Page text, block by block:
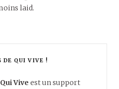
laid.
DE QUI VIVE !
Vive est un support